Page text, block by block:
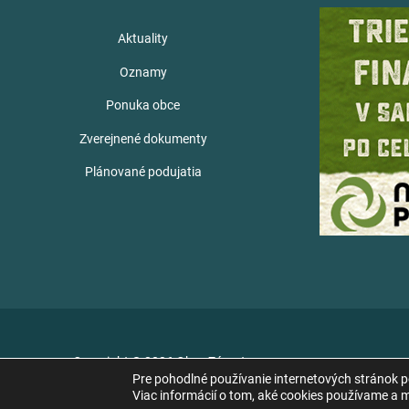
Aktuality
Oznamy
Ponuka obce
Zverejnené dokumenty
Plánované podujatia
Copyright © 2026 Obec Zámutov
Pre pohodlné používanie internetových stránok
Viac informácií o tom, aké cookies používame a